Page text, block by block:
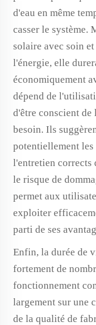
d'eau en même
casser le système.
solaire avec soin
l'énergie, elle
économiquement
dépend de
d'être conscient de
besoin. Ils
potentiellement
l'entretien corrects
le risque de
permet aux
exploiter
parti de ses
Enfin, la durée de
fortement de
fonctionnement
largement sur une
de la qualité de